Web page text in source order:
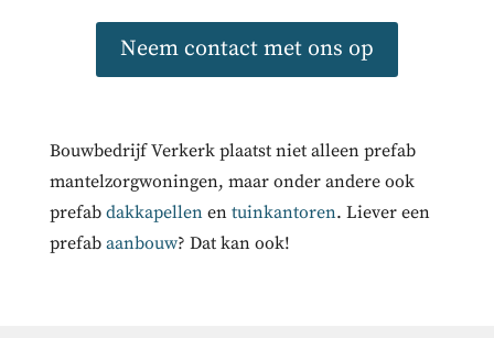
Neem contact met ons op
Bouwbedrijf Verkerk plaatst niet alleen prefab
mantelzorgwoningen, maar onder andere ook
prefab dakkapellenen tuinkantoren. Liever een
prefab aanbouw? Dat kan ook!